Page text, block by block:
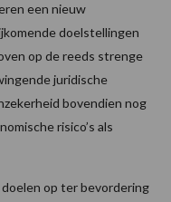
een nieuw
doelstellingen
op de reeds strenge
juridische
bovendien nog
risico’s als
op ter bevordering